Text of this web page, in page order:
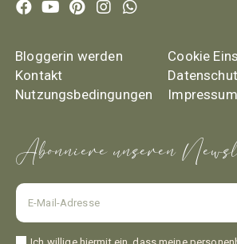
Bloggerin werden
Kontakt
Nutzungsbedingungen
Cookie
Impressum
Abonniere unseren